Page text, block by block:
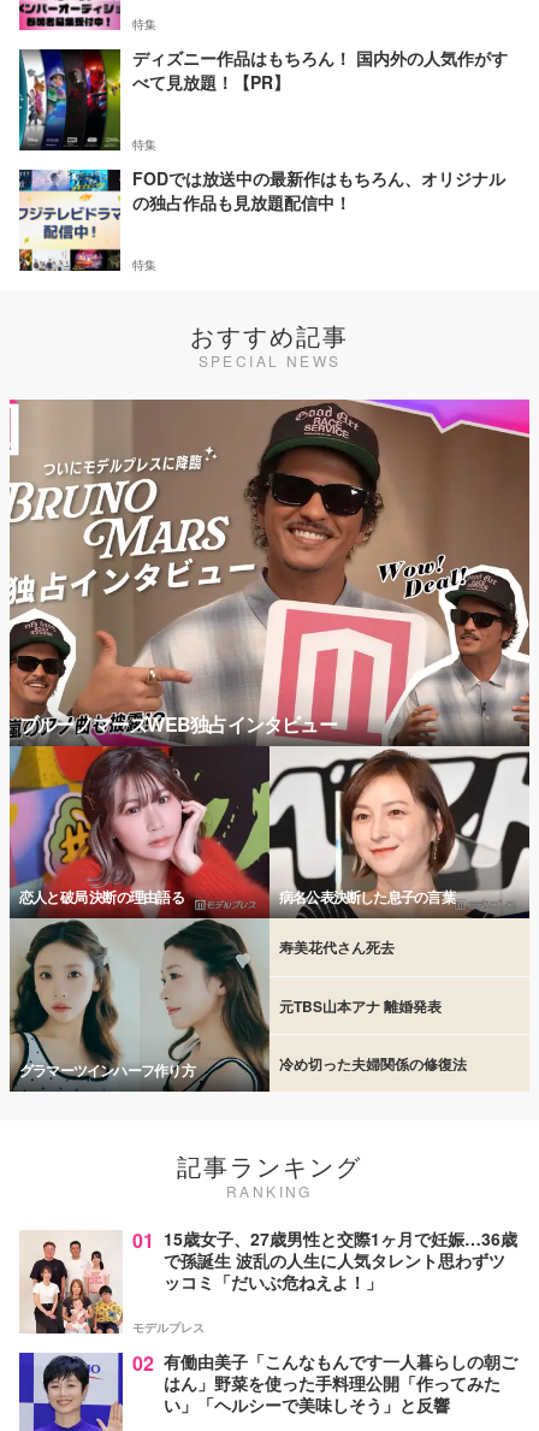
特集
ディズニー作品はもちろん！ 国内外の人気作がす
べて見放題！【PR】
特集
FODでは放送中の最新作はもちろん、オリジナル
の独占作品も見放題配信中！
特集
おすすめ記事
SPECIAL NEWS
ブルーノマーズWEB独占インタビュー
恋人と破局 決断の理由語る 病名公表決断した息子の言葉
グラマーツインハーフ作り方
寿美花代さん死去
元TBS山本アナ 離婚発表
冷め切った夫婦関係の修復法
記事ランキング
RANKING
01 15歳女子、27歳男性と交際1ヶ月で妊娠…36歳
で孫誕生 波乱の人生に人気タレント思わずツ
ッコミ「だいぶ危ねえよ！」
モデルプレス
02 有働由美子「こんなもんです一人暮らしの朝ご
はん」野菜を使った手料理公開「作ってみた
い」「ヘルシーで美味しそう」と反響